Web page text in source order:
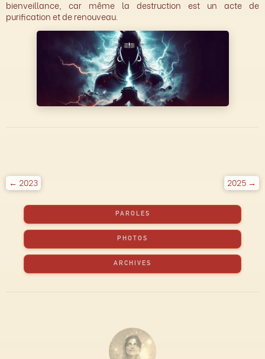
bienveillance, car même la destruction est un acte de
purification et de renouveau.
← 2023 2025 →
PAROLES
PHOTOS
ARCHIVES